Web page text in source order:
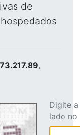
de
,
Digite
lado no